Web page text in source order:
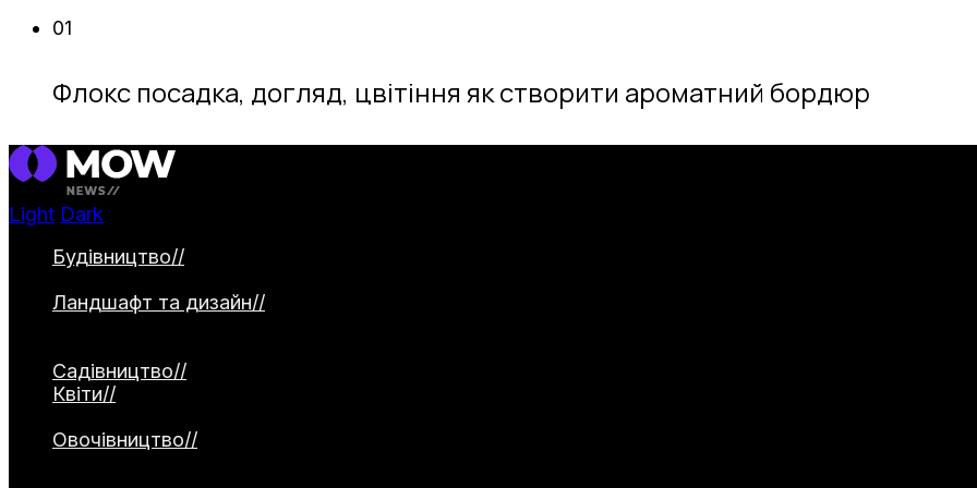
01
Флокс посадка, догляд, цвітіння як створити ароматний бордюр
Light Dark
Будівництво//
Ландшафт та дизайн//
Садівництво//
Квіти//
Овочівництво//